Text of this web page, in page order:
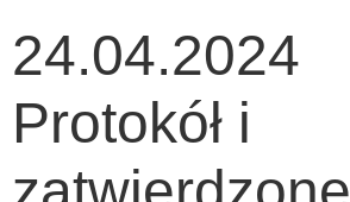
24.04.2024
Protokół i